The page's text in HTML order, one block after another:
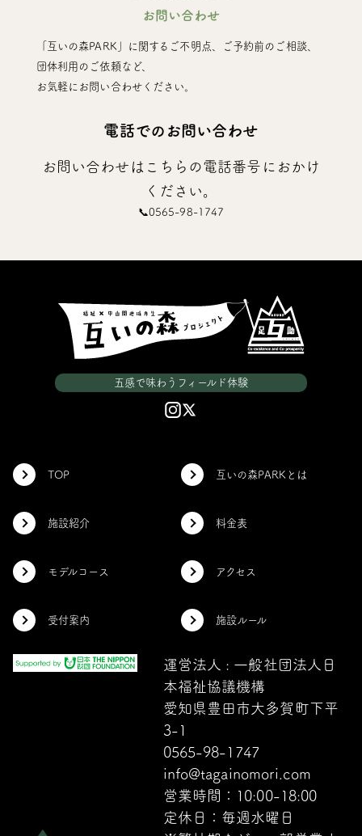
お問い合わせ
「互いの森PARK」に関するご不明点、ご予約前のご相談、
団体利用のご依頼など、
お気軽にお問い合わせください。
電話でのお問い合わせ
お問い合わせはこちらの電話番号におかけ
ください。
📞0565-98-1747
五感で味わうフィールド体験
運営法人 : 一般社団法人日
本福祉協議機構
愛知県豊田市大多賀町下平
3-1
0565-98-1747
info@tagainomori.com
営業時間：10:00-18:00
定休日：毎週水曜日
TOP 互いの森PARKとは
施設紹介 料金表
モデルコース アクセス
受付案内 施設ルール